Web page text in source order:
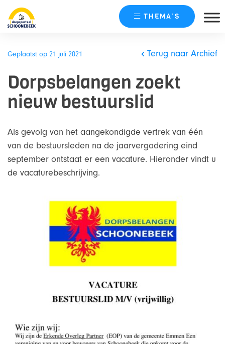
naar
THEMA’S
Geplaatst op 21 juli 2021 Terug naar Archief
Dorpsbelangen zoekt
nieuw bestuurslid
Als gevolg van het aangekondigde vertrek van één
van de bestuursleden na de jaarvergadering eind
september ontstaat er een vacature. Hieronder vindt u
de vacaturebeschrijving.